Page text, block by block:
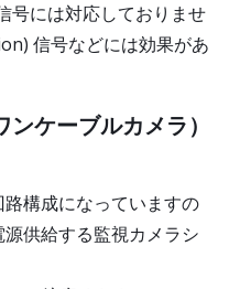
には対応しておりませ
信号などには効果があ
ケーブルカメラ）
構成になっていますの
供給する監視カメラシ